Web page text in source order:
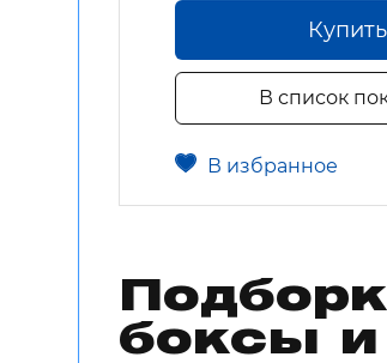
Купить
В список
В избранное
боксы и